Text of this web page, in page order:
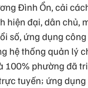
Đình Ổn, cải
đại, dân chủ,
số, ứng dụng
hệ thống quản lý
100% phường đã
tuyến; ứng